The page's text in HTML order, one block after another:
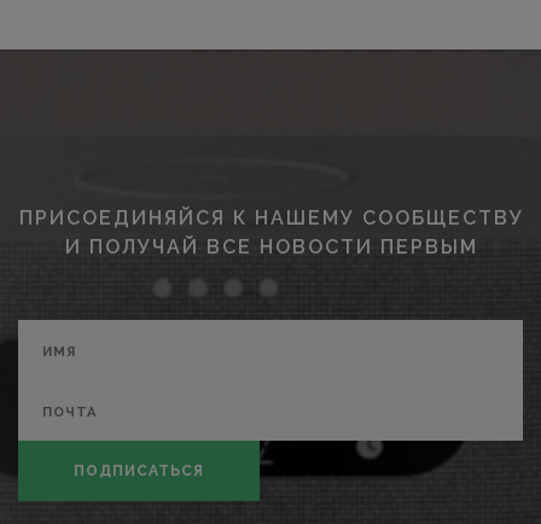
ПРИСОЕДИНЯЙСЯ К НАШЕМУ СООБЩЕСТВУ
И ПОЛУЧАЙ ВСЕ НОВОСТИ ПЕРВЫМ
ПОДПИСАТЬСЯ